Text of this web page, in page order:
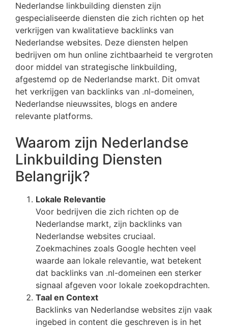
Nederlandse linkbuilding diensten zijn
gespecialiseerde diensten die zich richten op het
verkrijgen van kwalitatieve backlinks van
Nederlandse websites. Deze diensten helpen
bedrijven om hun online zichtbaarheid te vergroten
door middel van strategische linkbuilding,
afgestemd op de Nederlandse markt. Dit omvat
het verkrijgen van backlinks van .nl-domeinen,
Nederlandse nieuwssites, blogs en andere
relevante platforms.
Waarom zijn Nederlandse
Linkbuilding Diensten
Belangrijk?
Lokale Relevantie
Voor bedrijven die zich richten op de
Nederlandse markt, zijn backlinks van
Nederlandse websites cruciaal.
Zoekmachines zoals Google hechten veel
waarde aan lokale relevantie, wat betekent
dat backlinks van .nl-domeinen een sterker
signaal afgeven voor lokale zoekopdrachten.
Taal en Context
Backlinks van Nederlandse websites zijn vaak
ingebed in content die geschreven is in het